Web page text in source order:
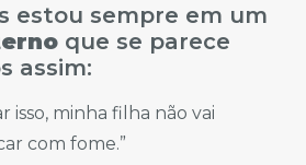
estou sempre em um
que se parece
assim:
isso, minha filha não vai
com fome.”